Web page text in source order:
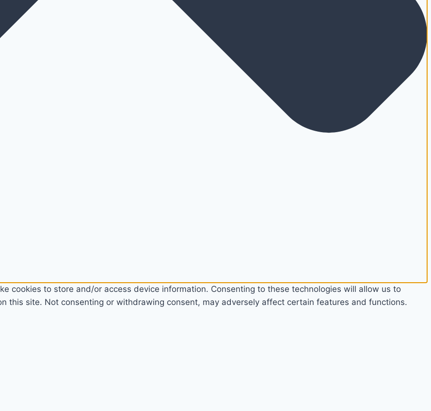
cookies to store and/or access device information. Consenting to these technologies will allow us to
this site. Not consenting or withdrawing consent, may adversely affect certain features and functions.